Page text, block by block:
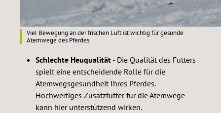
Viel Bewegung an der frischen Luft ist wichtig für gesunde
Atemwege des Pferdes.
Schlechte Heuqualität - Die Qualität des Futters
spielt eine entscheidende Rolle für die
Atemwegsgesundheit Ihres Pferdes.
Hochwertiges Zusatzfutter für die Atemwege
kann hier unterstützend wirken.